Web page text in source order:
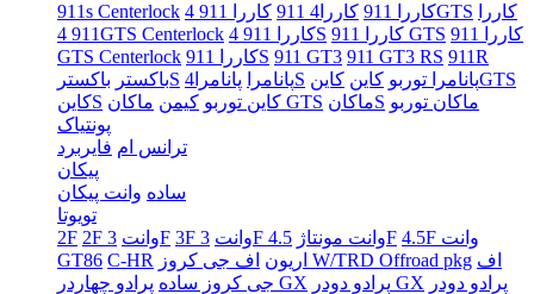
911s Centerlock
کاررا 911 کاررا4 911 کاررا 911 4GTS
کاررا
911 4GTS Centerlock
کاررا 911 4S کاررا 911 GTS کاررا 911
GTS Centerlock
کاررا 911S 911 GT3 911 GT3 RS 911R
باکسترباکسترS پانامراپانامرا4S پانامرا توربو کاین
کاینGTS
کاینS
کاین توربو کیمن ماکان GTS ماکانS ماکان توربو
پونتیاک
ترانس ام فایربرد
پیکان
ساده وانت پیکان
تویوتا
2F
2F وانت3F 3F وانت 3F وانت مونتاژ4.5F
4.5F وانت
GT86 C-HR اریون اف جی کروز W/TRD Offroad pkg اف
جی کروز ساده پرادو چهاردر GX پرادو دودر GX پرادو دودر